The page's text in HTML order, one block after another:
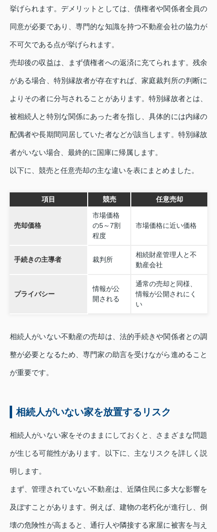
挙げられます。デメリットとしては、債権者や関係者全員の
同意が必要であり、専門的な知識を持つ不動産会社の協力が
不可欠である点が挙げられます。
売却後の収益は、まず債権者への返済に充てられます。残余
がある場合、特別縁故者が存在すれば、家庭裁判所の判断に
よりその者に分与されることがあります。特別縁故者とは、
被相続人と特別な関係にあった者を指し、具体的には内縁の
配偶者や長期間同居していた者などが該当します。特別縁故
者がいない場合、最終的に国庫に帰属します。
以下に、競売と任意売却の主な違いを表にまとめました。
項目 競売 任意売却
売却価格
市場価格
の5～7割
程度
市場価格に近い価格
手続きの主導者 裁判所
相続財産管理人と不
動産会社
プライバシー
情報が公
開される
通常の売却と同様、
情報が公開されにく
い
相続人がいない不動産の売却は、法的手続きや関係者との調
整が必要となるため、専門家の助言を受けながら進めること
が重要です。
相続人がいない家を放置するリスク
相続人がいない家をそのままにしておくと、さまざまな問題
が生じる可能性があります。以下に、主なリスクを詳しく説
明します。
まず、管理されていない不動産は、近隣住民に多大な影響を
及ぼすことがあります。例えば、建物の老朽化が進行し、倒
壊の危険性が高まると、通行人や隣接する家屋に被害を与え